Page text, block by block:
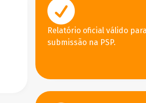
Relatório oficial válido
submissão na PSP.